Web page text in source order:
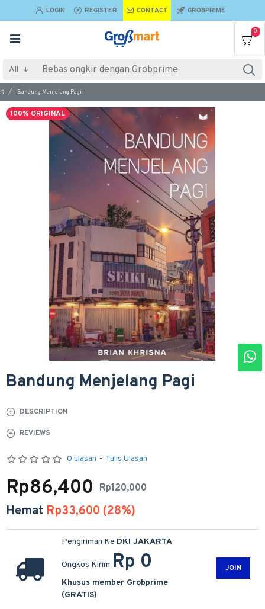
LOGIN REGISTER CONTACT GROBPRIME
0
All
Bandung Menjelang Pagi
100% ORIGINAL
Bandung Menjelang Pagi
DESCRIPTION
REVIEWS
0 ulasan - Tulis Ulasan
Rp120,000
Rp86,400
Hemat Rp33,600 (28%)
Pengiriman Ke DKI JAKARTA
Ongkos Kirim Rp 0
Khusus member Grobprime
(GRATIS)
JOIN